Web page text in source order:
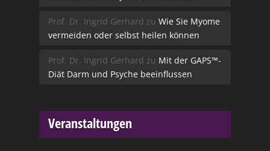
Prof. Dr. Ingrid Gerhard zu Wie Sie Myome
vermeiden oder selbst heilen können
Prof. Dr. Ingrid Gerhard zu Mit der GAPS™-
Diät Darm und Psyche beeinflussen
Veranstaltungen